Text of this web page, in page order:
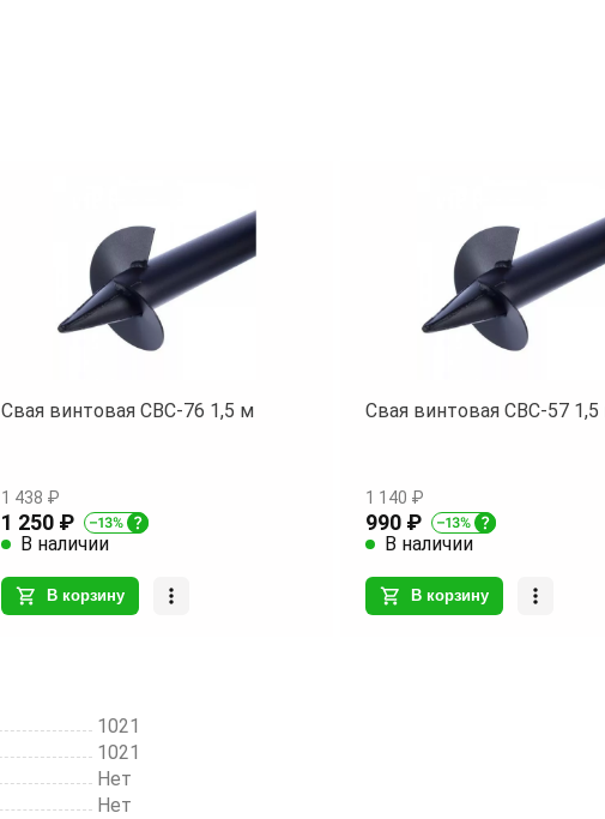
получаете не просто строительный
материал, а уверенность в качестве
надежности вашего будущего
Не теряйте времени зря – сделайте
Свая винтовая СВС-76 1,5 м
1 438 ₽
1 250 ₽
В наличии
В корзину
Свая винтовая СВС-57
1 140 ₽
990 ₽
В наличии
В корзину
1021
1021
Нет
Нет